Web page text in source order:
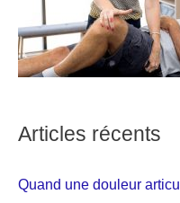
Articles récents
Quand une douleur